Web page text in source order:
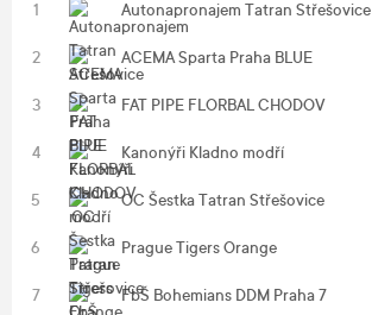
1 Autonapronajem Tatran Střešovice
2 ACEMA Sparta Praha BLUE
3 FAT PIPE FLORBAL CHODOV
4 Kanonýři Kladno modří
5 OC Šestka Tatran Střešovice
6 Prague Tigers Orange
7 FbŠ Bohemians DDM Praha 7